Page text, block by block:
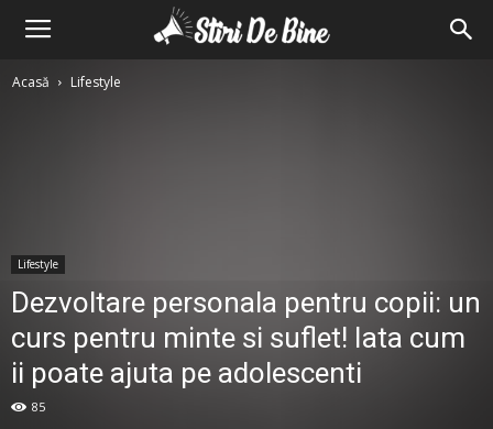
Stiri
Acasă Lifestyle
Lifestyle
Dezvoltare personala pentru copii: un
curs pentru minte si suflet! Iata cum
ii poate ajuta pe adolescenti
85